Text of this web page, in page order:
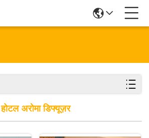
होटल अरोमा डिफ्यूज़र